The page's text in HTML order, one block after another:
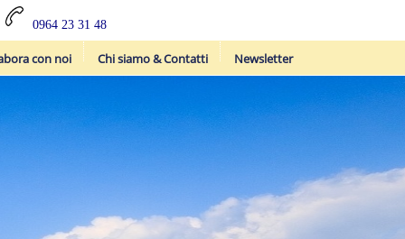
0964 23 31 48
con noi Chi siamo & Contatti Newsletter